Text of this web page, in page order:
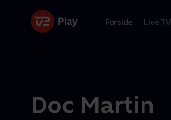
Forside Live TV
Doc Martin